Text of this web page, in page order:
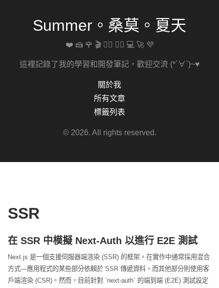
Summer。桑莫。夏天
❤️ 🍰 🌹 🎬 🚴‍♀️ 🏋️‍♀️ 💻 🚀 💜
這裡記錄了我的學習和開發筆記，歡迎交流 (*´∀`)~♥
關於我
所有文章
標籤列表
© 2026. All rights reserved.
SSR
在 SSR 中模擬 Next-Auth 以進行 E2E 測試
Next.js 是一個支援伺服器端渲染 (SSR) 的框架。在實作中通常採用混合
方式—應用程式的某些部分依賴於 SSR 傳遞資料，而其他部分則使用客
戶端渲染 (CSR)。然而，目前針對 `next-auth` 的端到端 (E2E) 測試設定